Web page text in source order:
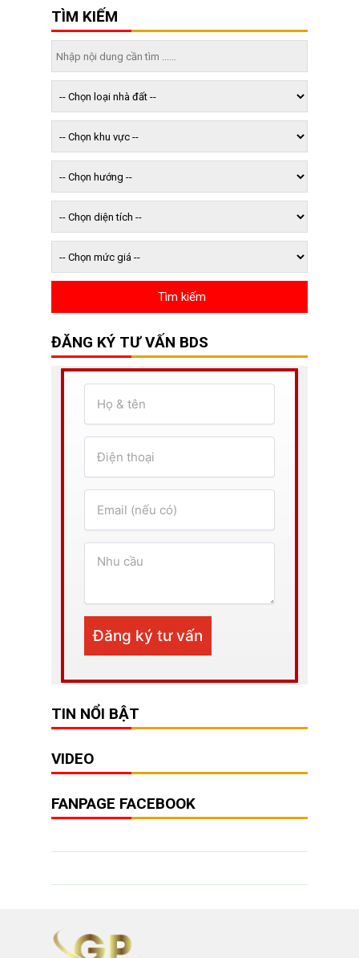
TÌM KIẾM
ĐĂNG KÝ TƯ VẤN BDS
TIN NỔI BẬT
VIDEO
FANPAGE FACEBOOK